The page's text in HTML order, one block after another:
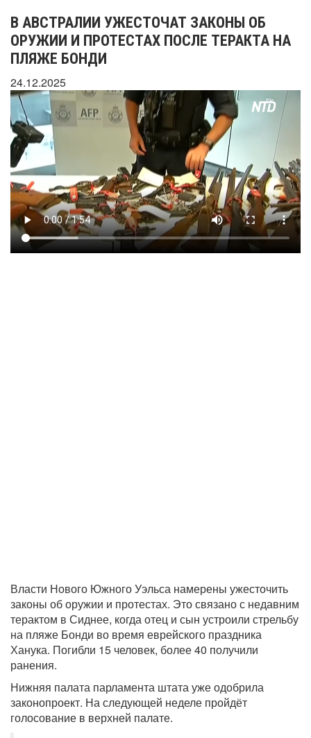
В АВСТРАЛИИ УЖЕСТОЧАТ ЗАКОНЫ ОБ
ОРУЖИИ И ПРОТЕСТАХ ПОСЛЕ ТЕРАКТА НА
ПЛЯЖЕ БОНДИ
24.12.2025
Власти Нового Южного Уэльса намерены ужесточить
законы об оружии и протестах. Это связано с недавним
терактом в Сиднее, когда отец и сын устроили стрельбу
на пляже Бонди во время еврейского праздника
Ханука. Погибли 15 человек, более 40 получили
ранения.
Нижняя палата парламента штата уже одобрила
законопроект. На следующей неделе пройдёт
голосование в верхней палате.